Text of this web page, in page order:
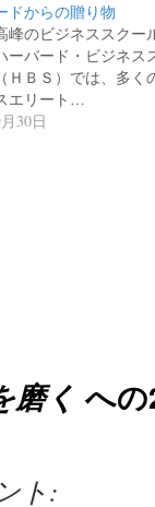
ドからの贈り物
峰のビジネススクー
ーバード・ビジネス
ＨＢＳ）では、多く
エリート…
30日
磨く へ
ト: